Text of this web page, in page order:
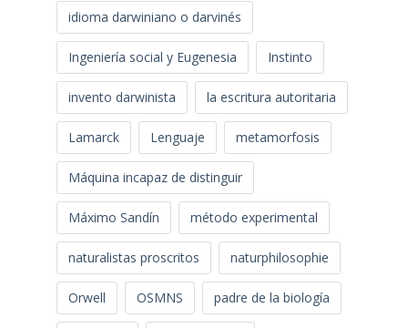
idioma darwiniano o darvinés
Ingeniería social y Eugenesia Instinto
invento darwinista la escritura autoritaria
Lamarck Lenguaje metamorfosis
Máquina incapaz de distinguir
Máximo Sandín método experimental
naturalistas proscritos naturphilosophie
Orwell OSMNS padre de la biología